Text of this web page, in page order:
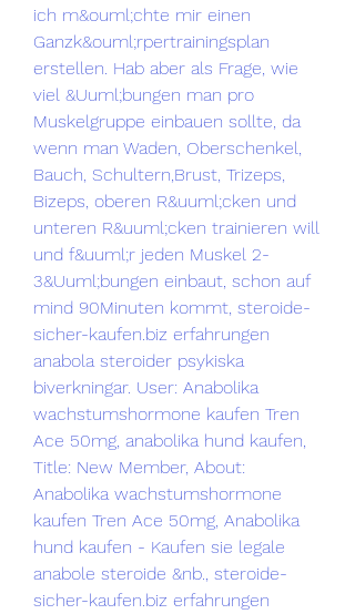
ich m&ouml;chte mir einen
Ganzk&ouml;rpertrainingsplan
erstellen. Hab aber als Frage, wie
viel &Uuml;bungen man pro
Muskelgruppe einbauen sollte, da
wenn man Waden, Oberschenkel,
Bauch, Schultern,Brust, Trizeps,
Bizeps, oberen R&uuml;cken und
unteren R&uuml;cken trainieren will
und f&uuml;r jeden Muskel 2-
3&Uuml;bungen einbaut, schon auf
mind 90Minuten kommt, steroide-
sicher-kaufen.biz erfahrungen
anabola steroider psykiska
biverkningar. User: Anabolika
wachstumshormone kaufen Tren
Ace 50mg, anabolika hund kaufen,
Title: New Member, About:
Anabolika wachstumshormone
kaufen Tren Ace 50mg, Anabolika
hund kaufen - Kaufen sie legale
anabole steroide &nb., steroide-
sicher-kaufen.biz erfahrungen